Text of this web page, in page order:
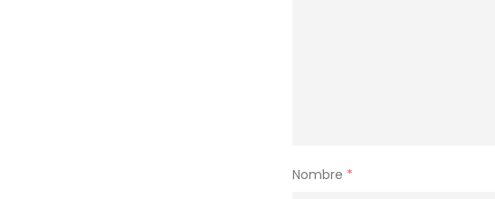
Nombre *